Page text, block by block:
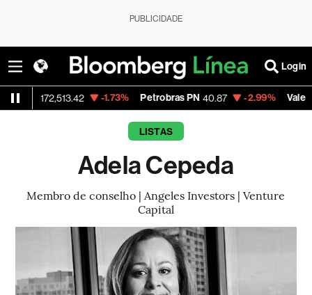
PUBLICIDADE
Login
172,513.42 -1.73% Petrobras PN 40.87 -2.99% Vale ON 74.97
LISTAS
Adela Cepeda
Membro de conselho | Angeles Investors | Venture
Capital